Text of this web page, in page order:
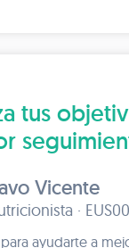
tus
Vicente
·
ayudarte a